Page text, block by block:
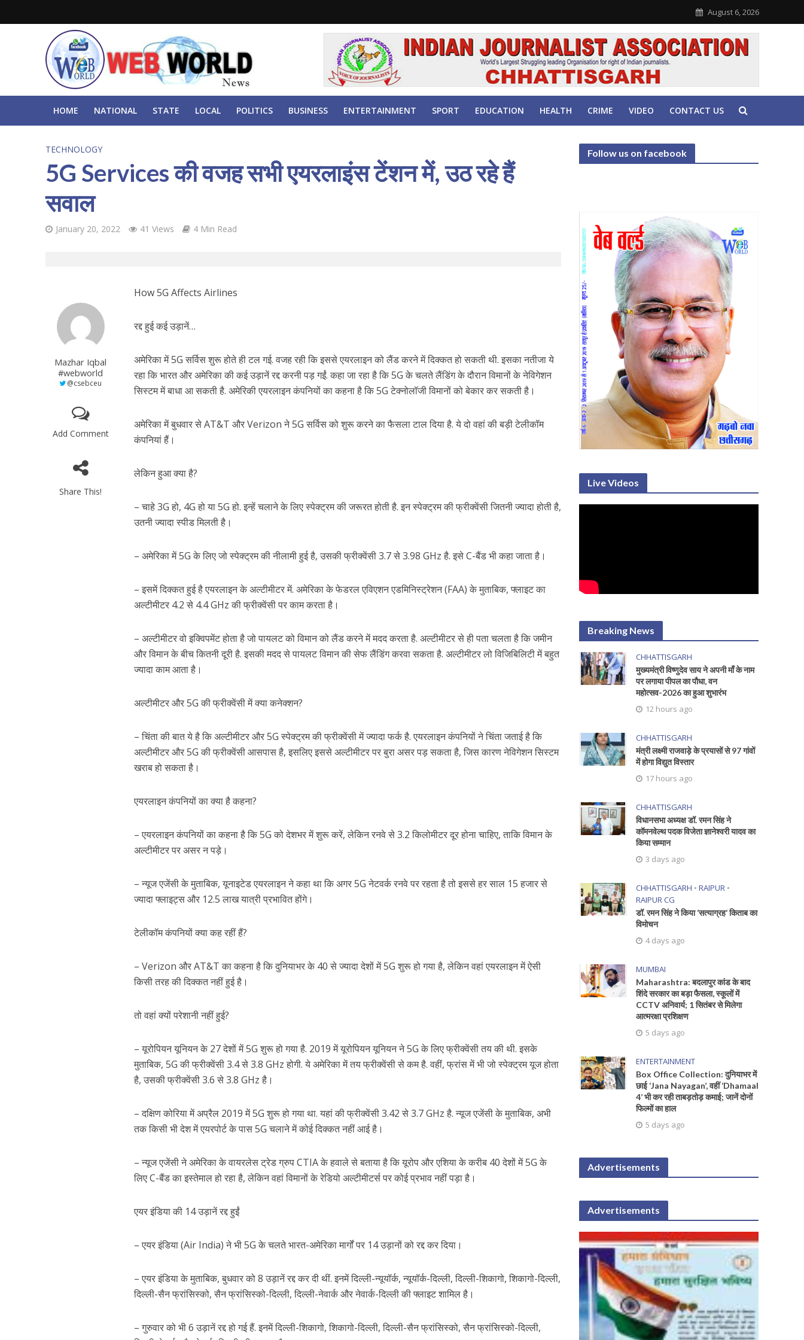
August 6, 2026
HOME NATIONAL STATE LOCAL POLITICS BUSINESS ENTERTAINMENT SPORT EDUCATION HEALTH CRIME VIDEO CONTACT US
TECHNOLOGY
5G Services की वजह सभी एयरलाइंस टेंशन में, उठ रहे हैं
सवाल
January 20, 2022 41 Views 4 Min Read
Mazhar Iqbal
#webworld
@csebceu
Add Comment
Share This!
How 5G Affects Airlines
रद्द हुई कई उड़ानें…
अमेरिका में 5G सर्विस शुरू होते ही टल गई. वजह रही कि इससे एयरलाइन को लैंड करने में दिक्कत हो सकती थी. इसका नतीजा ये
रहा कि भारत और अमेरिका की कई उड़ानें रद्द करनी पड़ गईं. कहा जा रहा है कि 5G के चलते लैंडिंग के दौरान विमानों के नेविगेशन
सिस्टम में बाधा आ सकती है. अमेरिकी एयरलाइन कंपनियों का कहना है कि 5G टेक्नोलॉजी विमानों को बेकार कर सकती है।
अमेरिका में बुधवार से AT&T और Verizon ने 5G सर्विस को शुरू करने का फैसला टाल दिया है. ये दो वहां की बड़ी टेलीकॉम
कंपनियां हैं।
लेकिन हुआ क्या है?
– चाहे 3G हो, 4G हो या 5G हो. इन्हें चलाने के लिए स्पेक्ट्रम की जरूरत होती है. इन स्पेक्ट्रम की फ्रीक्वेंसी जितनी ज्यादा होती है,
उतनी ज्यादा स्पीड मिलती है।
– अमेरिका में 5G के लिए जो स्पेक्ट्रम की नीलामी हुई है, उसकी फ्रीक्वेंसी 3.7 से 3.98 GHz है. इसे C-बैंड भी कहा जाता है।
– इसमें दिक्कत हुई है एयरलाइन के अल्टीमीटर में. अमेरिका के फेडरल एविएशन एडमिनिस्ट्रेशन (FAA) के मुताबिक, फ्लाइट का
अल्टीमीटर 4.2 से 4.4 GHz की फ्रीक्वेंसी पर काम करता है।
– अल्टीमीटर वो इक्विपमेंट होता है जो पायलट को विमान को लैंड करने में मदद करता है. अल्टीमीटर से ही पता चलता है कि जमीन
और विमान के बीच कितनी दूरी है. इसकी मदद से पायलट विमान की सेफ लैंडिंग करवा सकता है. अल्टीमीटर लो विजिबिलिटी में बहुत
ज्यादा काम आता है।
अल्टीमीटर और 5G की फ्रीक्वेंसी में क्या कनेक्शन?
– चिंता की बात ये है कि अल्टीमीटर और 5G स्पेक्ट्रम की फ्रीक्वेंसी में ज्यादा फर्क है. एयरलाइन कंपनियों ने चिंता जताई है कि
अल्टीमीटर और 5G की फ्रीक्वेंसी आसपास है, इसलिए इससे अल्टीमीटर पर बुरा असर पड़ सकता है, जिस कारण नेविगेशन सिस्टम
खराब हो सकता है।
एयरलाइन कंपनियों का क्या है कहना?
– एयरलाइन कंपनियों का कहना है कि 5G को देशभर में शुरू करें, लेकिन रनवे से 3.2 किलोमीटर दूर होना चाहिए, ताकि विमान के
अल्टीमीटर पर असर न पड़े।
– न्यूज एजेंसी के मुताबिक, यूनाइटेड एयरलाइन ने कहा था कि अगर 5G नेटवर्क रनवे पर रहता है तो इससे हर साल 15 हजार से
ज्यादा फ्लाइट्स और 12.5 लाख यात्री प्रभावित होंगे।
टेलीकॉम कंपनियों क्या कह रहीं हैं?
– Verizon और AT&T का कहना है कि दुनियाभर के 40 से ज्यादा देशों में 5G शुरू हो गया है, लेकिन वहां एयरलाइन में ऐसी
किसी तरह की दिक्कत नहीं हुई है।
तो वहां क्यों परेशानी नहीं हुई?
– यूरोपियन यूनियन के 27 देशों में 5G शुरू हो गया है. 2019 में यूरोपियन यूनियन ने 5G के लिए फ्रीक्वेंसी तय की थी. इसके
मुताबिक, 5G की फ्रीक्वेंसी 3.4 से 3.8 GHz होगी. ये अमेरिका में तय फ्रीक्वेंसी से कम है. वहीं, फ्रांस में भी जो स्पेक्ट्रम यूज होता
है, उसकी फ्रीक्वेंसी 3.6 से 3.8 GHz है।
– दक्षिण कोरिया में अप्रैल 2019 में 5G शुरू हो गया था. यहां की फ्रीक्वेंसी 3.42 से 3.7 GHz है. न्यूज एजेंसी के मुताबिक, अभी
तक किसी भी देश में एयरपोर्ट के पास 5G चलाने में कोई दिक्कत नहीं आई है।
– न्यूज एजेंसी ने अमेरिका के वायरलेस ट्रेड ग्रुप CTIA के हवाले से बताया है कि यूरोप और एशिया के करीब 40 देशों में 5G के
लिए C-बैंड का इस्तेमाल हो रहा है, लेकिन वहां विमानों के रेडियो अल्टीमीटर्स पर कोई प्रभाव नहीं पड़ा है।
एयर इंडिया की 14 उड़ानें रद्द हुईं
– एयर इंडिया (Air India) ने भी 5G के चलते भारत-अमेरिका मार्गों पर 14 उड़ानों को रद्द कर दिया।
– एयर इंडिया के मुताबिक, बुधवार को 8 उड़ानें रद्द कर दी थीं. इनमें दिल्ली-न्यूयॉर्क, न्यूयॉर्क-दिल्ली, दिल्ली-शिकागो, शिकागो-दिल्ली,
दिल्ली-सैन फ्रांसिस्को, सैन फ्रांसिस्को-दिल्ली, दिल्ली-नेवार्क और नेवार्क-दिल्ली की फ्लाइट शामिल है।
– गुरुवार को भी 6 उड़ानें रद्द हो गई हैं. इनमें दिल्ली-शिकागो, शिकागो-दिल्ली, दिल्ली-सैन फ्रांसिस्को, सैन फ्रांसिस्को-दिल्ली,
Follow us on facebook
Live Videos
Breaking News
CHHATTISGARH
मुख्यमंत्री विष्णुदेव साय ने अपनी माँ के नाम
पर लगाया पीपल का पौधा, वन
महोत्सव-2026 का हुआ शुभारंभ
12 hours ago
CHHATTISGARH
मंत्री लक्ष्मी राजवाड़े के प्रयासों से 97 गांवों
में होगा विद्युत विस्तार
17 hours ago
CHHATTISGARH
विधानसभा अध्यक्ष डॉ. रमन सिंह ने
कॉमनवेल्थ पदक विजेता ज्ञानेश्वरी यादव का
किया सम्मान
3 days ago
CHHATTISGARH • RAIPUR •
RAIPUR CG
डॉ. रमन सिंह ने किया ‘सत्याग्रह‘ किताब का
विमोचन
4 days ago
MUMBAI
Maharashtra: बदलापुर कांड के बाद
शिंदे सरकार का बड़ा फैसला, स्कूलों में
CCTV अनिवार्य; 1 सितंबर से मिलेगा
आत्मरक्षा प्रशिक्षण
5 days ago
ENTERTAINMENT
Box Office Collection: दुनियाभर में
छाई ‘Jana Nayagan’, वहीं ‘Dhamaal
4’ भी कर रही ताबड़तोड़ कमाई; जानें दोनों
फिल्मों का हाल
5 days ago
Advertisements
Advertisements